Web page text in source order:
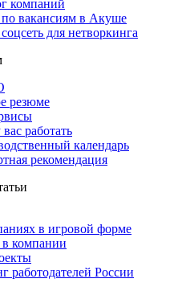
компаний
вакансиям в Акуше
для нетворкинга
резюме
работать
календарь
рекомендация
в игровой форме
компании
работодателей России